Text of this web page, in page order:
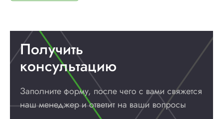
Получить
консультацию
Заполните форму, после чего с вами свяжется
наш менеджер и ответит на ваши вопросы